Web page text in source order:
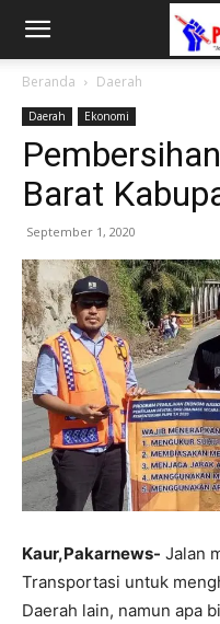
Beranda Daerah
Daerah Ekonomi
Barat
September 1, 2020
Kaur,Pakarnews- Jalan
Transportasi untuk
Daerah lain, namun apa